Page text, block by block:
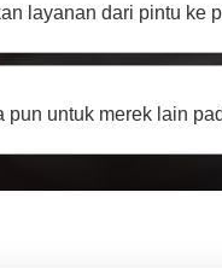
layanan dari pintu ke
untuk merek lain